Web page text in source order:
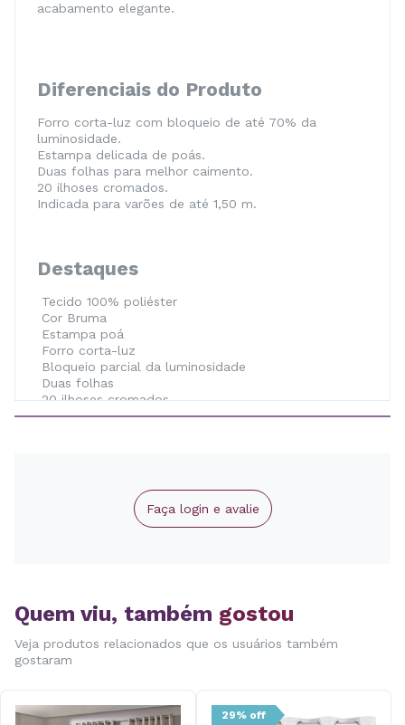
acabamento elegante.
Diferenciais do Produto
Forro corta-luz com bloqueio de até 70% da
luminosidade.
Estampa delicada de poás.
Duas folhas para melhor caimento.
20 ilhoses cromados.
Indicada para varões de até 1,50 m.
Destaques
Tecido 100% poliéster
Cor Bruma
Estampa poá
Forro corta-luz
Bloqueio parcial da luminosidade
Duas folhas
20 ilhoses cromados
Instalação prática
Cuidados de Conservação
Evitar contato com objetos pontiagudos.
Secar completamente antes de guardar.
Seguir as orientações da etiqueta do produto.
Faça login e avalie
Quem viu, também gostou
Veja produtos relacionados que os usuários também
gostaram
29% off